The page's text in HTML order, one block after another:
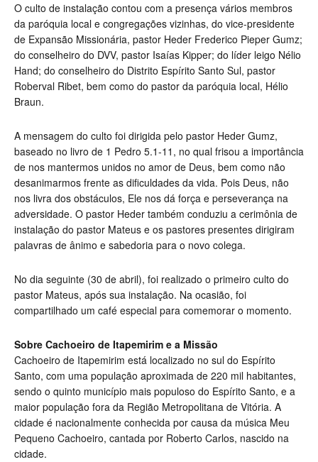
O culto de instalação contou com a presença vários membros
da paróquia local e congregações vizinhas, do vice-presidente
de Expansão Missionária, pastor Heder Frederico Pieper Gumz;
do conselheiro do DVV, pastor Isaías Kipper; do líder leigo Nélio
Hand; do conselheiro do Distrito Espírito Santo Sul, pastor
Roberval Ribet, bem como do pastor da paróquia local, Hélio
Braun.
A mensagem do culto foi dirigida pelo pastor Heder Gumz,
baseado no livro de 1 Pedro 5.1-11, no qual frisou a importância
de nos mantermos unidos no amor de Deus, bem como não
desanimarmos frente as dificuldades da vida. Pois Deus, não
nos livra dos obstáculos, Ele nos dá força e perseverança na
adversidade. O pastor Heder também conduziu a cerimônia de
instalação do pastor Mateus e os pastores presentes dirigiram
palavras de ânimo e sabedoria para o novo colega.
No dia seguinte (30 de abril), foi realizado o primeiro culto do
pastor Mateus, após sua instalação. Na ocasião, foi
compartilhado um café especial para comemorar o momento.
Sobre Cachoeiro de Itapemirim e a Missão
Cachoeiro de Itapemirim está localizado no sul do Espírito
Santo, com uma população aproximada de 220 mil habitantes,
sendo o quinto município mais populoso do Espírito Santo, e a
maior população fora da Região Metropolitana de Vitória. A
cidade é nacionalmente conhecida por causa da música Meu
Pequeno Cachoeiro, cantada por Roberto Carlos, nascido na
cidade.